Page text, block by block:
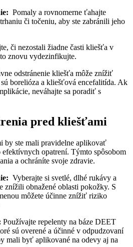
⁣ Pomaly a rovnomerne ⁣ťahajte
či točeniu, aby ste zabránili jeho
či nezostali žiadne časti kliešťa v
znovu vydezinfikujte.
odstránenie kliešťa môže znížiť
borelióza a‌ kliešťová‍ encefalitída. ​Ak
neváhajte sa poradiť⁢ s
pred kliešťami
by ste mali pravidelne aplikovať
opatrení. Týmto ⁢spôsobom
a ochráníte svoje zdravie.
⁤ Vyberajte si⁣ svetlé, dlhé rukávy⁣ a
znížili⁣ obnažené oblasti⁢ pokožky. S
môžete účinne znížiť riziko
Používajte​ repelenty na‍ báze DEET
sú overené a účinné v odpudzovaní⁣
mali byť⁢ aplikované na odevy aj na